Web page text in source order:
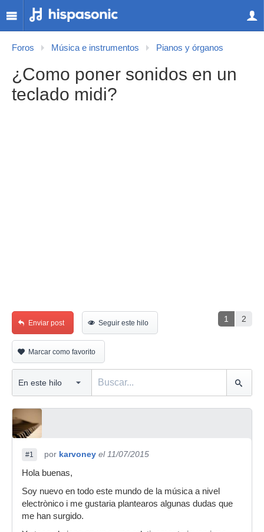
Foros Música e instrumentos Pianos y órganos
¿Como poner sonidos en un
teclado midi?
1 2
Enviar post Seguir este hilo
Marcar como favorito
#1 por karvoney el 11/07/2015
Hola buenas,
Soy nuevo en todo este mundo de la música a nivel
electrònico i me gustaria plantearos algunas dudas que
me han surgido.